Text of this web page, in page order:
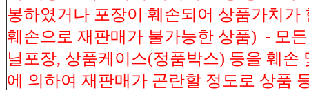
봉하였거나 포장이 훼손되어 상품가치가
훼손으로 재판매가 불가능한 상품) - 모
닐포장, 상품케이스(정품박스) 등을 훼
에 의하여 재판매가 곤란할 정도로 상품